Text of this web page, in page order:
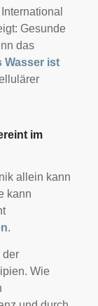
Gesunde
das
Wasser ist
im
allein kann
kann
.
der
Wie